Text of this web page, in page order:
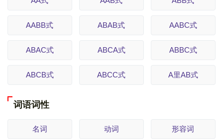
AABB式 ABAB式 AABC式
ABAC式 ABCA式 ABBC式
ABCB式 ABCC式 A里AB式
词语词性
名词 动词 形容词